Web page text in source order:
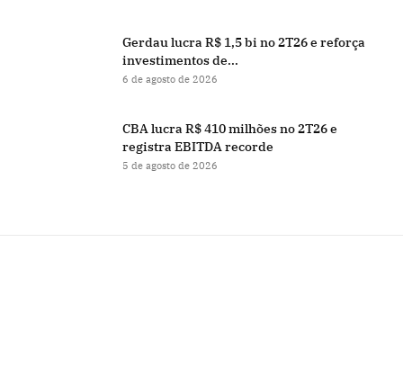
Gerdau lucra R$ 1,5 bi no 2T26 e reforça
investimentos de...
6 de agosto de 2026
CBA lucra R$ 410 milhões no 2T26 e
registra EBITDA recorde
5 de agosto de 2026